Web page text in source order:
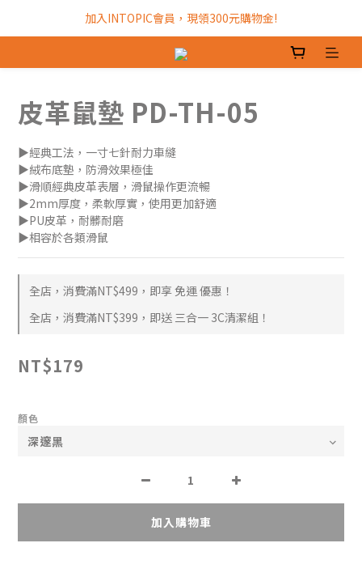
加入INTOPIC會員，現領300元購物金!
加入INTOPIC會員，現領300元購物金!
全館滿$499免運費!
皮革鼠墊 PD-TH-05
▶經典工法，一寸七針耐力車縫
▶絨布底墊，防滑效果極佳
▶滑順經典皮革表層，滑鼠操作更流暢
▶2mm厚度，柔軟厚實，使用更加舒適
▶PU皮革，耐髒耐磨
▶相容於各類滑鼠
全店，消費滿NT$499，即享 免運 優惠！
全店，消費滿NT$399，即送 三合一 3C清潔組！
NT$179
顏色
加入購物車